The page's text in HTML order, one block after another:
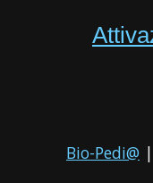
Bio-Pedi@ |